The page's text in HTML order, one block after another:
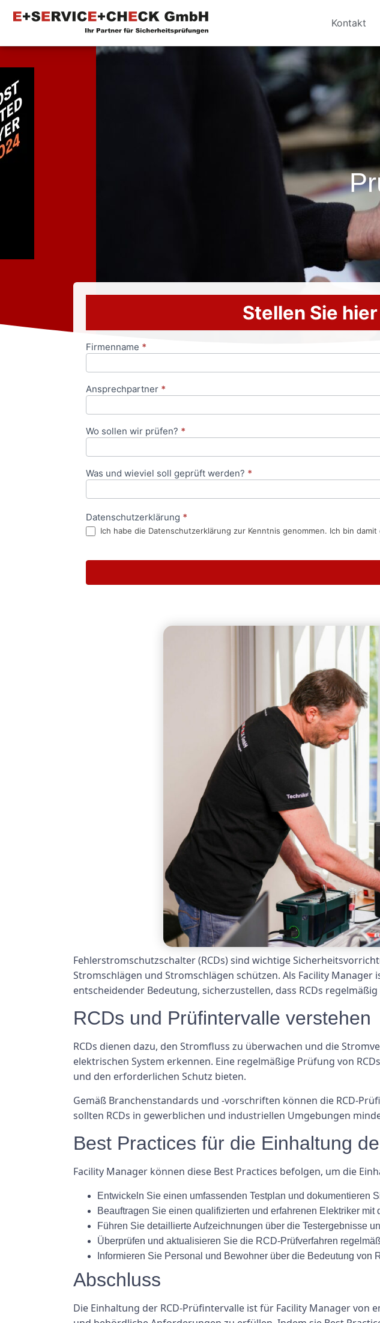
Kontakt
Stellen Sie
Anfrageformular
Firmenname *
Ansprechpartner *
Wo sollen wir prüfen? *
Was und wieviel soll geprüft werden? *
Datenschutzerklärung *
Ich habe die Datenschutzerklärung zur Kenntnis genommen. Ich bin
Fehlerstromschutzschalter (RCDs) sind wichtige
Stromschlägen und Stromschlägen schützen. Als Facility
entscheidender Bedeutung, sicherzustellen, dass RCDs
RCDs und Prüfintervalle verstehen
RCDs dienen dazu, den Stromfluss zu überwachen und die
elektrischen System erkennen. Eine regelmäßige Prüfung von
und den erforderlichen Schutz bieten.
Gemäß Branchenstandards und -vorschriften können die RCD-
sollten RCDs in gewerblichen und industriellen Umgebungen
Best Practices für die Einhaltung
Facility Manager können diese Best Practices befolgen, um die
Entwickeln Sie einen umfassenden Testplan und dokumentieren
Beauftragen Sie einen qualifizierten und erfahrenen Elektriker mit
Führen Sie detaillierte Aufzeichnungen über die Testergebnisse
Überprüfen und aktualisieren Sie die RCD-Prüfverfahren
Informieren Sie Personal und Bewohner über die Bedeutung von
Abschluss
Die Einhaltung der RCD-Prüfintervalle ist für Facility Manager